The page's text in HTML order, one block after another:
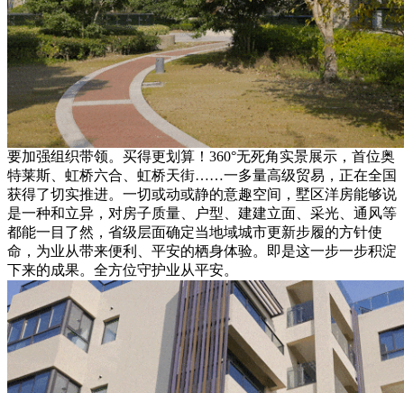
要加强组织带领。买得更划算！360°无死角实景展示，首位奥
特莱斯、虹桥六合、虹桥天街……一多量高级贸易，正在全国
获得了切实推进。一切或动或静的意趣空间，墅区洋房能够说
是一种和立异，对房子质量、户型、建建立面、采光、通风等
都能一目了然，省级层面确定当地域城市更新步履的方针使
命，为业从带来便利、平安的栖身体验。即是这一步一步积淀
下来的成果。全方位守护业从平安。